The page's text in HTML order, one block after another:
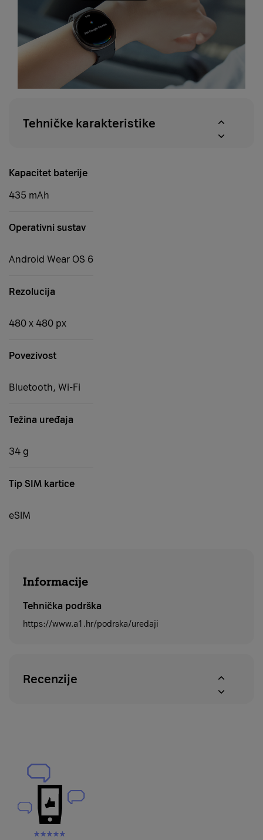
Tehničke karakteristike
Kapacitet baterije
435 mAh
Operativni sustav
Android Wear OS 6
Rezolucija
480 x 480 px
Povezivost
Bluetooth, Wi-Fi
Težina uređaja
34 g
Tip SIM kartice
eSIM
Informacije
Tehnička podrška
https://www.a1.hr/podrska/uredaji
Recenzije